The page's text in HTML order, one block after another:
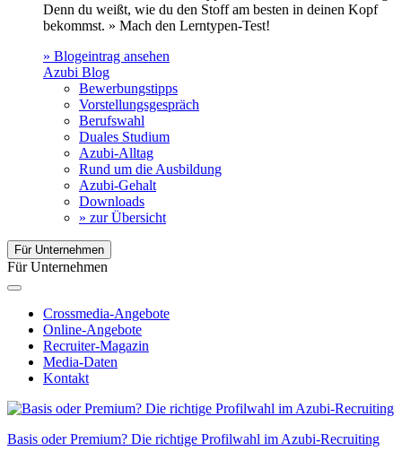
Denn du weißt, wie du den Stoff am besten in deinen Kopf
bekommst. » Mach den Lerntypen-Test!
» Blogeintrag ansehen
Azubi Blog
Bewerbungstipps
Vorstellungsgespräch
Berufswahl
Duales Studium
Azubi-Alltag
Rund um die Ausbildung
Azubi-Gehalt
Downloads
» zur Übersicht
Für Unternehmen
Für Unternehmen
Crossmedia-Angebote
Online-Angebote
Recruiter-Magazin
Media-Daten
Kontakt
Basis oder Premium? Die richtige Profilwahl im Azubi-Recruiting